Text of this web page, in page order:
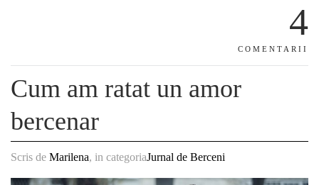
4
COMENTARII
Cum am ratat un amor
bercenar
Scris de Marilena, in categoriaJurnal de Berceni